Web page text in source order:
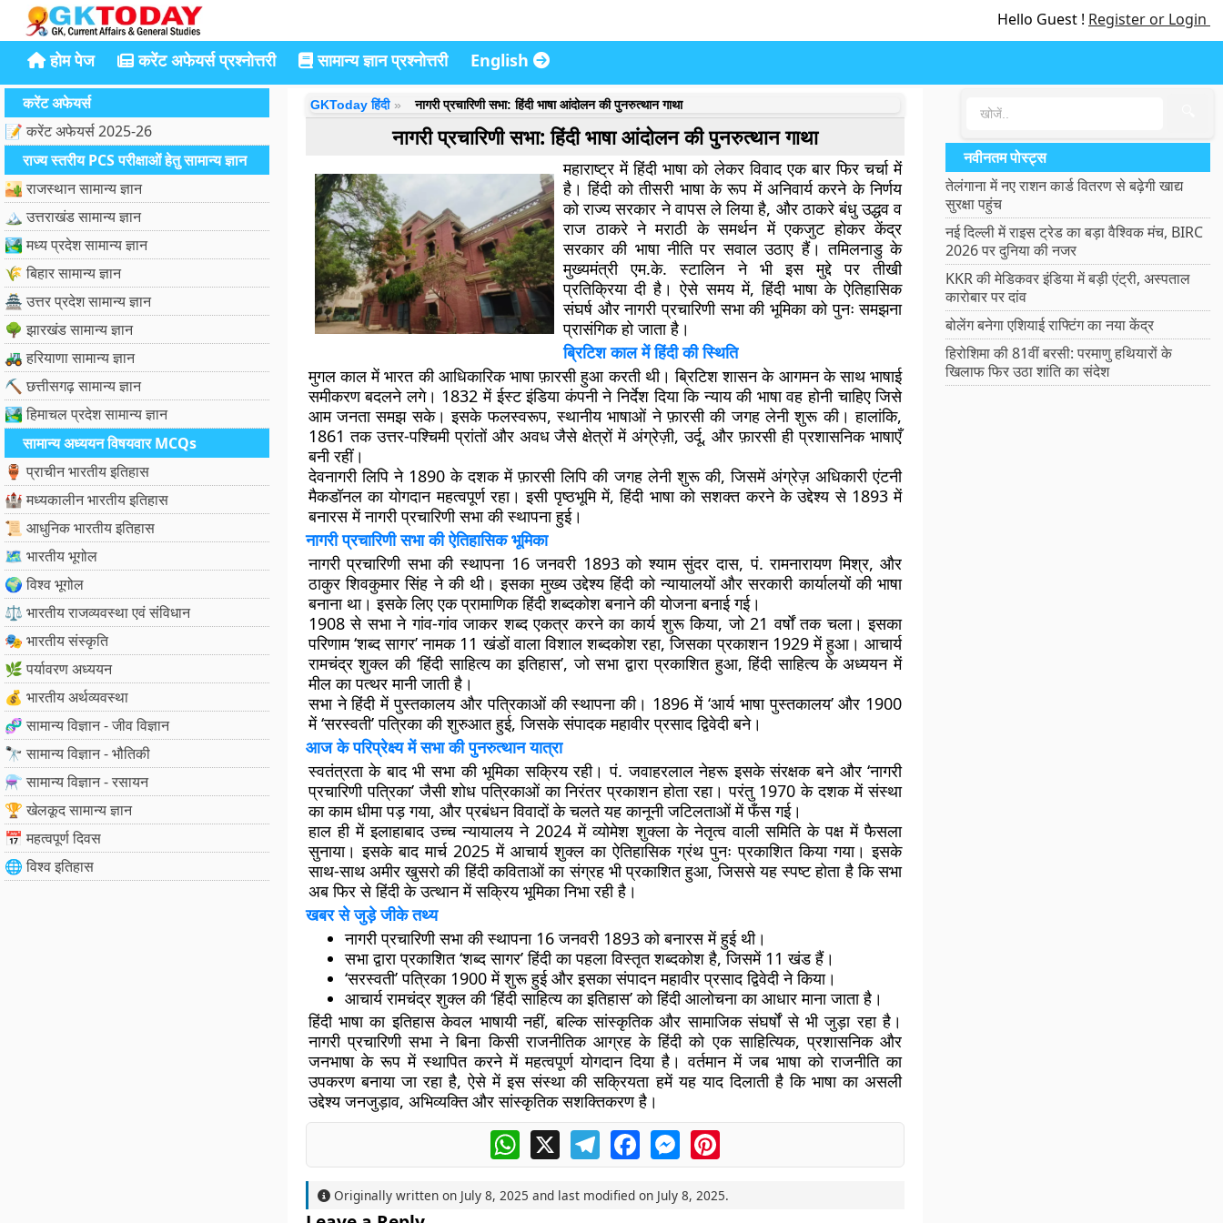
Hello Guest ! Register or Login
होम पेज करेंट अफेयर्स प्रश्नोत्तरी सामान्य ज्ञान प्रश्नोत्तरी English
करेंट अफेयर्स
📝 करेंट अफेयर्स 2025-26
राज्य स्तरीय PCS परीक्षाओं हेतु सामान्य ज्ञान
🏜️ राजस्थान सामान्य ज्ञान
🏔️ उत्तराखंड सामान्य ज्ञान
🏞️ मध्य प्रदेश सामान्य ज्ञान
🌾 बिहार सामान्य ज्ञान
🏯 उत्तर प्रदेश सामान्य ज्ञान
🌳 झारखंड सामान्य ज्ञान
🚜 हरियाणा सामान्य ज्ञान
⛏️ छत्तीसगढ़ सामान्य ज्ञान
🏞️ हिमाचल प्रदेश सामान्य ज्ञान
सामान्य अध्ययन विषयवार MCQs
🏺 प्राचीन भारतीय इतिहास
🏰 मध्यकालीन भारतीय इतिहास
📜 आधुनिक भारतीय इतिहास
🗺️ भारतीय भूगोल
🌍 विश्व भूगोल
⚖️ भारतीय राजव्यवस्था एवं संविधान
🎭 भारतीय संस्कृति
🌿 पर्यावरण अध्ययन
💰 भारतीय अर्थव्यवस्था
🧬 सामान्य विज्ञान - जीव विज्ञान
🔭 सामान्य विज्ञान - भौतिकी
⚗️ सामान्य विज्ञान - रसायन
🏆 खेलकूद सामान्य ज्ञान
📅 महत्वपूर्ण दिवस
🌐 विश्व इतिहास
GKToday हिंदी नागरी प्रचारिणी सभा: हिंदी भाषा आंदोलन की पुनरुत्थान गाथा
नागरी प्रचारिणी सभा: हिंदी भाषा आंदोलन की पुनरुत्थान गाथा
महाराष्ट्र में हिंदी भाषा को लेकर विवाद एक बार फिर चर्चा में
है। हिंदी को तीसरी भाषा के रूप में अनिवार्य करने के निर्णय
को राज्य सरकार ने वापस ले लिया है, और ठाकरे बंधु उद्धव व
राज ठाकरे ने मराठी के समर्थन में एकजुट होकर केंद्र
सरकार की भाषा नीति पर सवाल उठाए हैं। तमिलनाडु के
मुख्यमंत्री एम.के. स्टालिन ने भी इस मुद्दे पर तीखी
प्रतिक्रिया दी है। ऐसे समय में, हिंदी भाषा के ऐतिहासिक
संघर्ष और नागरी प्रचारिणी सभा की भूमिका को पुनः समझना
प्रासंगिक हो जाता है।
ब्रिटिश काल में हिंदी की स्थिति
मुगल काल में भारत की आधिकारिक भाषा फ़ारसी हुआ करती थी। ब्रिटिश शासन के आगमन के साथ भाषाई
समीकरण बदलने लगे। 1832 में ईस्ट इंडिया कंपनी ने निर्देश दिया कि न्याय की भाषा वह होनी चाहिए जिसे
आम जनता समझ सके। इसके फलस्वरूप, स्थानीय भाषाओं ने फ़ारसी की जगह लेनी शुरू की। हालांकि,
1861 तक उत्तर-पश्चिमी प्रांतों और अवध जैसे क्षेत्रों में अंग्रेज़ी, उर्दू, और फ़ारसी ही प्रशासनिक भाषाएँ
बनी रहीं।
देवनागरी लिपि ने 1890 के दशक में फ़ारसी लिपि की जगह लेनी शुरू की, जिसमें अंग्रेज़ अधिकारी एंटनी
मैकडॉनल का योगदान महत्वपूर्ण रहा। इसी पृष्ठभूमि में, हिंदी भाषा को सशक्त करने के उद्देश्य से 1893 में
बनारस में नागरी प्रचारिणी सभा की स्थापना हुई।
नागरी प्रचारिणी सभा की ऐतिहासिक भूमिका
नागरी प्रचारिणी सभा की स्थापना 16 जनवरी 1893 को श्याम सुंदर दास, पं. रामनारायण मिश्र, और
ठाकुर शिवकुमार सिंह ने की थी। इसका मुख्य उद्देश्य हिंदी को न्यायालयों और सरकारी कार्यालयों की भाषा
बनाना था। इसके लिए एक प्रामाणिक हिंदी शब्दकोश बनाने की योजना बनाई गई।
1908 से सभा ने गांव-गांव जाकर शब्द एकत्र करने का कार्य शुरू किया, जो 21 वर्षों तक चला। इसका
परिणाम ‘शब्द सागर’ नामक 11 खंडों वाला विशाल शब्दकोश रहा, जिसका प्रकाशन 1929 में हुआ। आचार्य
रामचंद्र शुक्ल की ‘हिंदी साहित्य का इतिहास’, जो सभा द्वारा प्रकाशित हुआ, हिंदी साहित्य के अध्ययन में
मील का पत्थर मानी जाती है।
सभा ने हिंदी में पुस्तकालय और पत्रिकाओं की स्थापना की। 1896 में ‘आर्य भाषा पुस्तकालय’ और 1900
में ‘सरस्वती’ पत्रिका की शुरुआत हुई, जिसके संपादक महावीर प्रसाद द्विवेदी बने।
आज के परिप्रेक्ष्य में सभा की पुनरुत्थान यात्रा
स्वतंत्रता के बाद भी सभा की भूमिका सक्रिय रही। पं. जवाहरलाल नेहरू इसके संरक्षक बने और ‘नागरी
प्रचारिणी पत्रिका’ जैसी शोध पत्रिकाओं का निरंतर प्रकाशन होता रहा। परंतु 1970 के दशक में संस्था
का काम धीमा पड़ गया, और प्रबंधन विवादों के चलते यह कानूनी जटिलताओं में फँस गई।
हाल ही में इलाहाबाद उच्च न्यायालय ने 2024 में व्योमेश शुक्ला के नेतृत्व वाली समिति के पक्ष में फैसला
सुनाया। इसके बाद मार्च 2025 में आचार्य शुक्ल का ऐतिहासिक ग्रंथ पुनः प्रकाशित किया गया। इसके
साथ-साथ अमीर खुसरो की हिंदी कविताओं का संग्रह भी प्रकाशित हुआ, जिससे यह स्पष्ट होता है कि सभा
अब फिर से हिंदी के उत्थान में सक्रिय भूमिका निभा रही है।
खबर से जुड़े जीके तथ्य
नागरी प्रचारिणी सभा की स्थापना 16 जनवरी 1893 को बनारस में हुई थी।
सभा द्वारा प्रकाशित ‘शब्द सागर’ हिंदी का पहला विस्तृत शब्दकोश है, जिसमें 11 खंड हैं।
‘सरस्वती’ पत्रिका 1900 में शुरू हुई और इसका संपादन महावीर प्रसाद द्विवेदी ने किया।
आचार्य रामचंद्र शुक्ल की ‘हिंदी साहित्य का इतिहास’ को हिंदी आलोचना का आधार माना जाता है।
हिंदी भाषा का इतिहास केवल भाषायी नहीं, बल्कि सांस्कृतिक और सामाजिक संघर्षों से भी जुड़ा रहा है।
नागरी प्रचारिणी सभा ने बिना किसी राजनीतिक आग्रह के हिंदी को एक साहित्यिक, प्रशासनिक और
जनभाषा के रूप में स्थापित करने में महत्वपूर्ण योगदान दिया है। वर्तमान में जब भाषा को राजनीति का
उपकरण बनाया जा रहा है, ऐसे में इस संस्था की सक्रियता हमें यह याद दिलाती है कि भाषा का असली
उद्देश्य जनजुड़ाव, अभिव्यक्ति और सांस्कृतिक सशक्तिकरण है।
WhatsApp
X TelegramFacebookMessengerPinterest
Originally written on July 8, 2025 and last modified on July 8, 2025.
नवीनतम पोस्ट्स
तेलंगाना में नए राशन कार्ड वितरण से बढ़ेगी खाद्य
सुरक्षा पहुंच
नई दिल्ली में राइस ट्रेड का बड़ा वैश्विक मंच, BIRC
2026 पर दुनिया की नजर
KKR की मेडिकवर इंडिया में बड़ी एंट्री, अस्पताल
कारोबार पर दांव
बोलेंग बनेगा एशियाई राफ्टिंग का नया केंद्र
हिरोशिमा की 81वीं बरसी: परमाणु हथियारों के
खिलाफ फिर उठा शांति का संदेश